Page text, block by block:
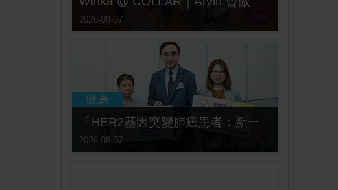
2026-08-07
2026-08-07